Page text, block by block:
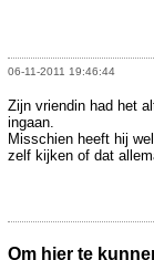
06-11-2011 19:46:44
Zijn vriendin had het
ingaan.
Misschien heeft hij
zelf kijken of dat
Om hier te